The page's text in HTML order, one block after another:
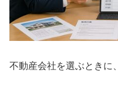
不動産会社を選ぶときに、